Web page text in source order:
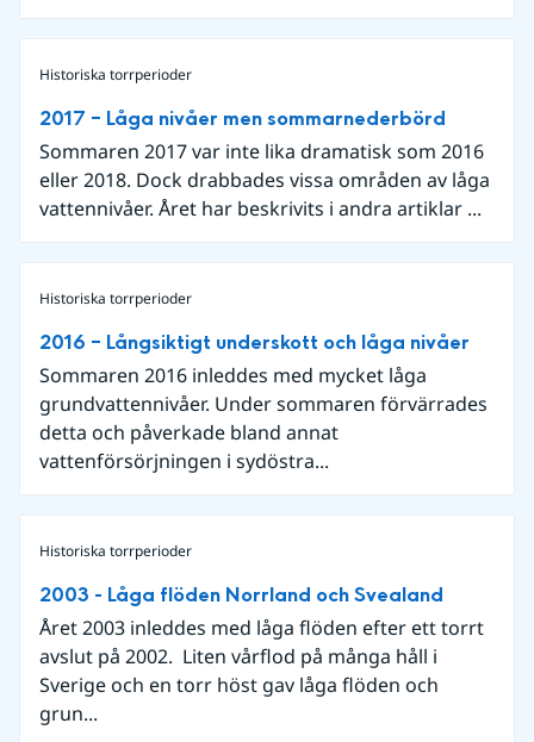
Historiska torrperioder
2017 – Låga nivåer men sommarnederbörd
Sommaren 2017 var inte lika dramatisk som 2016
eller 2018. Dock drabbades vissa områden av låga
vattennivåer. Året har beskrivits i andra artiklar ...
Historiska torrperioder
2016 – Långsiktigt underskott och låga nivåer
Sommaren 2016 inleddes med mycket låga
grundvattennivåer. Under sommaren förvärrades
detta och påverkade bland annat
vattenförsörjningen i sydöstra...
Historiska torrperioder
2003 - Låga flöden Norrland och Svealand
Året 2003 inleddes med låga flöden efter ett torrt
avslut på 2002. Liten vårflod på många håll i
Sverige och en torr höst gav låga flöden och
grun...